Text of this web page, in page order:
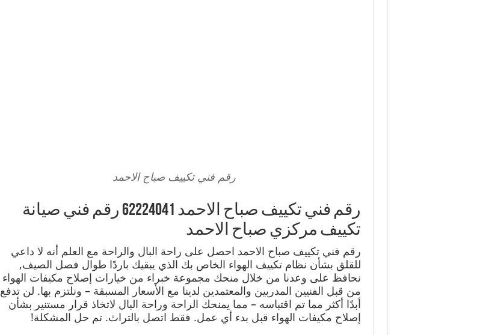
رقم فني تكييف صباح الاحمد
رقم فني تكييف صباح الاحمد 62224041 رقم فني صيانة
تكييف مركزي صباح الاحمد
رقم فني تكييف صباح الاحمد احصل على راحة البال والراحة مع العلم أنه لا داعي
للقلق بشأن نظام تكييف الهواء الخاص بك الذي يبقيك باردًا طوال فصل الصيف,
نحافظ على وعدنا من خلال منحك مجموعة خبراء من خيارات إصلاح مكيفات الهواء
من قبل الفنيين المدربين والمعتمدين لدينا مع الأسعار المسبقة – ونلتزم بها. لن تدفع
أبدًا أكثر مما تم اقتباسه – مما يمنحك الراحة وراحة البال لاتخاذ قرار مستنير بشأن
إصلاح مكيفات الهواء قبل بدء أي عمل. فقط اتصل بالتراث. تم حل المشكلة!